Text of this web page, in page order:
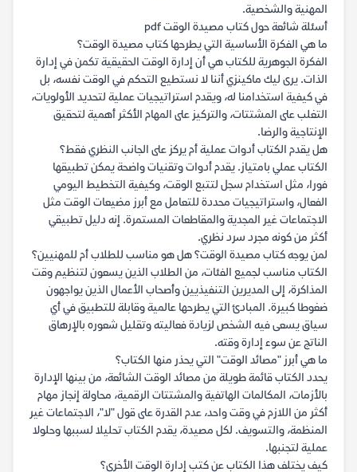
المهنية والشخصية.
أسئلة شائعة حول كتاب مصيدة الوقت pdf
ما هي الفكرة الأساسية التي يطرحها كتاب مصيدة الوقت؟
الفكرة الجوهرية للكتاب هي أن إدارة الوقت الحقيقية تكمن في إدارة
الذات. يرى ليك ماكينزي أننا لا نستطيع التحكم في الوقت نفسه، بل
في كيفية استخدامنا له، ويقدم استراتيجيات عملية لتحديد الأولويات،
التغلب على المشتتات، والتركيز على المهام الأكثر أهمية لتحقيق
الإنتاجية والرضا.
هل يقدم الكتاب أدوات عملية أم يركز على الجانب النظري فقط؟
الكتاب عملي بامتياز. يقدم أدوات وتقنيات واضحة يمكن تطبيقها
فورا، مثل استخدام سجل لتتبع الوقت، وكيفية التخطيط اليومي
الفعال، واستراتيجيات محددة للتعامل مع أبرز مضيعات الوقت مثل
الاجتماعات غير المجدية والمقاطعات المستمرة. إنه دليل تطبيقي
أكثر من كونه مجرد سرد نظري.
لمن يوجه كتاب مصيدة الوقت؟ هل هو مناسب للطلاب أم للمهنيين؟
الكتاب مناسب لجميع الفئات، من الطلاب الذين يسعون لتنظيم وقت
المذاكرة، إلى المديرين التنفيذيين وأصحاب الأعمال الذين يواجهون
ضغوطا كبيرة. المبادئ التي يطرحها عالمية وقابلة للتطبيق في أي
سياق يسعى فيه الشخص لزيادة فعاليته وتقليل شعوره بالإرهاق
الناتج عن سوء إدارة وقته.
ما هي أبرز "مصائد الوقت" التي يحذر منها الكتاب؟
يحدد الكتاب قائمة طويلة من مصائد الوقت الشائعة، من بينها الإدارة
بالأزمات، المكالمات الهاتفية والمشتتات الرقمية، محاولة إنجاز مهام
أكثر من اللازم في وقت واحد، عدم القدرة على قول "لا"، الاجتماعات غير
المنظمة، والتسويف. لكل مصيدة، يقدم الكتاب تحليلا لسببها وحلولا
عملية لتجنبها.
كيف يختلف هذا الكتاب عن كتب إدارة الوقت الأخرى؟